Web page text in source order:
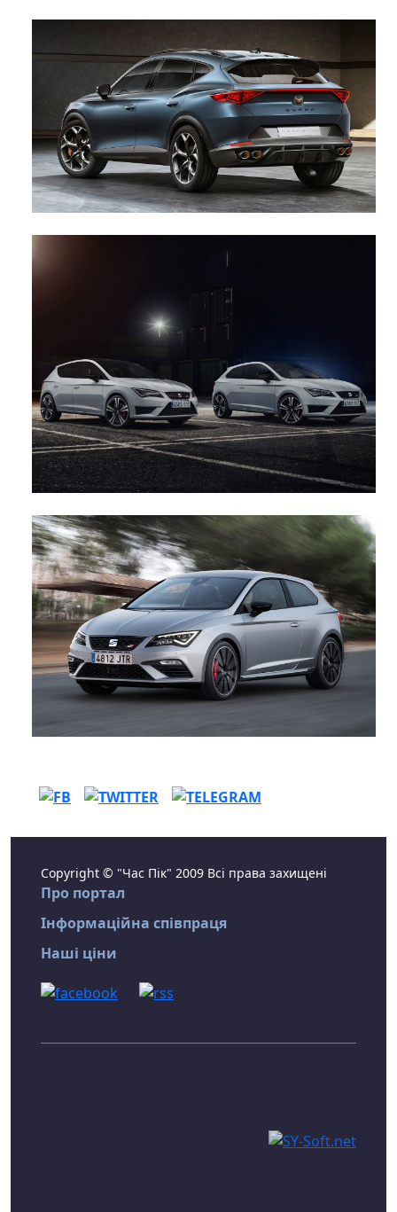
Copyright © "Час Пік" 2009 Всі права захищені
Про портал
Інформаційна співпраця
Наші ціни